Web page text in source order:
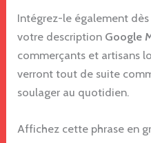
Intégrez-le également
votre description Google
commerçants et artisans
verront tout de suite
soulager au quotidien.
Affichez cette phrase en